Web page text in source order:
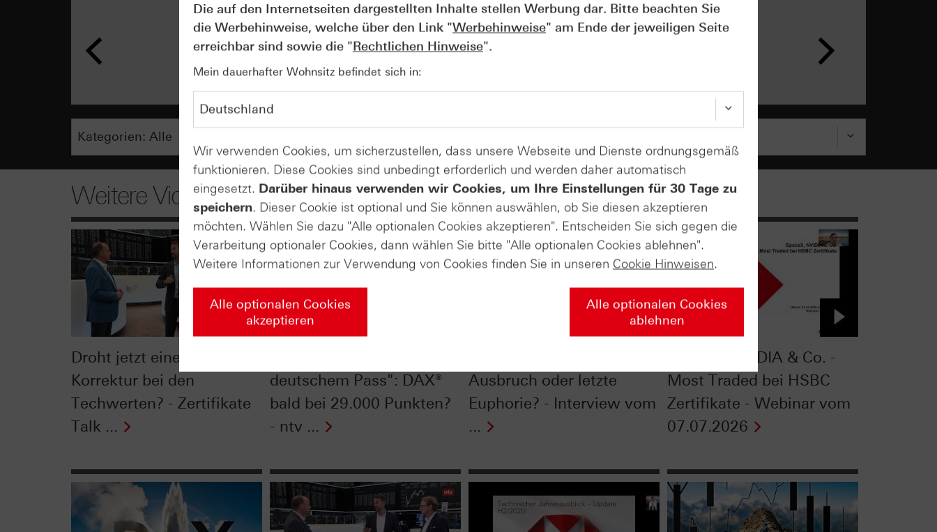
AUGUST
07
Wie lange bleibt der DAX® in
Rekordlaune? - ntv Zertifikate
Weitere Videos
Droht jetzt eine größere
Korrektur bei den
Techwerten? - Zertifikate
Talk ...
deutschem Pass": DAX®
bald bei 29.000 Punkten?
- ntv ...
Ausbruch oder letzte
Euphorie? - Interview vom
...
SpaceX, NVIDIA & Co. -
Most Traded bei HSBC
Zertifikate - Webinar vom
07.07.2026
Die auf den Internetseiten dargestellten Inhalte stellen Werbung dar. Bitte beachten Sie
die Werbehinweise, welche über den Link "Werbehinweise" am Ende der jeweiligen Seite
erreichbar sind sowie die "Rechtlichen Hinweise".
Mein dauerhafter Wohnsitz befindet sich in:
Wir verwenden Cookies, um sicherzustellen, dass unsere Webseite und Dienste ordnungsgemäß
funktionieren. Diese Cookies sind unbedingt erforderlich und werden daher automatisch
eingesetzt. Darüber hinaus verwenden wir Cookies, um Ihre Einstellungen für 30 Tage zu
speichern. Dieser Cookie ist optional und Sie können auswählen, ob Sie diesen akzeptieren
möchten. Wählen Sie dazu "Alle optionalen Cookies akzeptieren". Entscheiden Sie sich gegen die
Verarbeitung optionaler Cookies, dann wählen Sie bitte "Alle optionalen Cookies ablehnen".
Weitere Informationen zur Verwendung von Cookies finden Sie in unseren Cookie Hinweisen.
Alle optionalen Cookies
akzeptieren
Alle optionalen Cookies
ablehnen